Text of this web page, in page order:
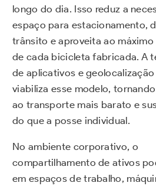
longo do dia. Isso reduz a
espaço para estacionamento,
trânsito e aproveita ao máximo
de cada bicicleta fabricada. A
de aplicativos e geolocalização
viabiliza esse modelo,
ao transporte mais barato e
do que a posse individual.
No ambiente corporativo, o
compartilhamento de ativos
em espaços de trabalho,